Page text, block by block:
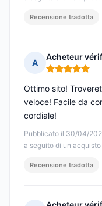
Recensione tradotta
A
Acheteur
Nota: 5 su 5
Pubblicato il 30/04/
a seguito di un
Ottimo sito!
veloce! Facile da
cordiale!
Recensione tradotta